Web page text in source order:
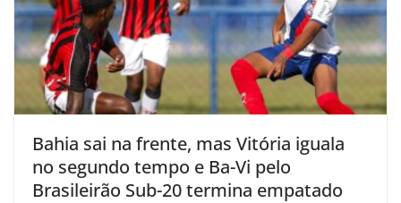
Bahia sai na frente, mas Vitória iguala
no segundo tempo e Ba-Vi pelo
Brasileirão Sub-20 termina empatado